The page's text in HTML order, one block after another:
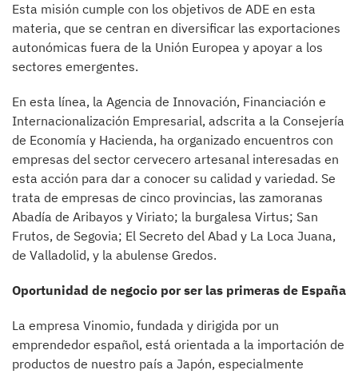
Esta misión cumple con los objetivos de ADE en esta
materia, que se centran en diversificar las exportaciones
autonómicas fuera de la Unión Europea y apoyar a los
sectores emergentes.
En esta línea, la Agencia de Innovación, Financiación e
Internacionalización Empresarial, adscrita a la Consejería
de Economía y Hacienda, ha organizado encuentros con
empresas del sector cervecero artesanal interesadas en
esta acción para dar a conocer su calidad y variedad. Se
trata de empresas de cinco provincias, las zamoranas
Abadía de Aribayos y Viriato; la burgalesa Virtus; San
Frutos, de Segovia; El Secreto del Abad y La Loca Juana,
de Valladolid, y la abulense Gredos.
Oportunidad de negocio por ser las primeras de España
La empresa Vinomio, fundada y dirigida por un
emprendedor español, está orientada a la importación de
productos de nuestro país a Japón, especialmente